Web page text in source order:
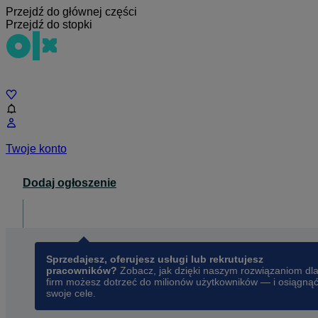
Przejdź do głównej części
Przejdź do stopki
Twoje konto
Dodaj ogłoszenie
Sprzedajesz, oferujesz usługi lub rekrutujesz
pracowników? Zobacz, jak dzięki naszym rozwiązaniom dla
firm możesz dotrzeć do milionów użytkowników — i osiągnąć
swoje cele.